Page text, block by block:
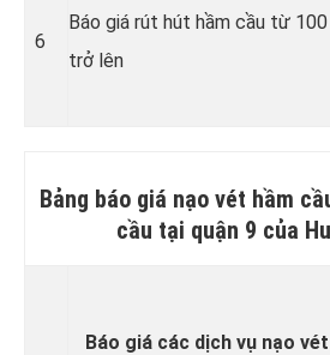
6
Báo giá rút hút hầm cầu từ
trở lên
Bảng báo giá nạo vét hầm
cầu tại quận 9 của
Báo giá các dịch vụ nạo